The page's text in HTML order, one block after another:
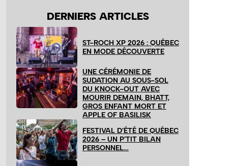
DERNIERS ARTICLES
ST-ROCH XP 2026 : QUÉBEC
EN MODE DÉCOUVERTE
UNE CÉRÉMONIE DE
SUDATION AU SOUS-SOL
DU KNOCK-OUT AVEC
MOURIR DEMAIN, BHATT,
GROS ENFANT MORT ET
APPLE OF BASILISK
FESTIVAL D’ÉTÉ DE QUÉBEC
2026 – UN P’TIT BILAN
PERSONNEL…